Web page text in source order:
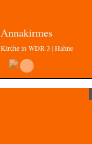
Annakirmes
Kirche in WDR 3 | Hahne